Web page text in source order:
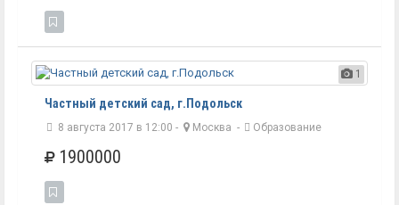
1
Частный детский сад, г.Подольск
8 августа 2017 в 12:00 - Москва - Образование
1900000